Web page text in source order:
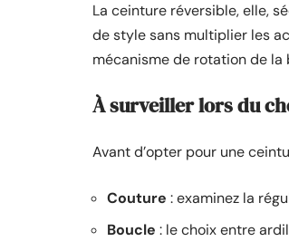
La ceinture réversible, elle,
de style sans multiplier les
mécanisme de rotation de la
À surveiller lors du
Avant d’opter pour une
Couture : examinez la
Boucle : le choix entre